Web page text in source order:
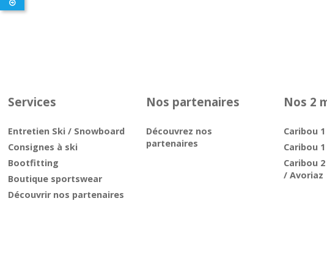
Services
Entretien Ski / Snowboard
Consignes à ski
Bootfitting
Boutique sportswear
Découvrir nos partenaires
Nos partenaires
Découvrez nos
partenaires
Nos 2
Caribou
Caribou
Caribou
/ Avoriaz